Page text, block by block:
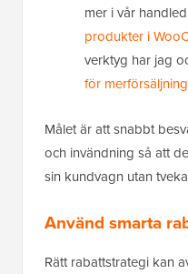
mer i vår
produkter i
verktyg har jag
för
Målet är att snabbt
och invändning så att
sin kundvagn utan
Använd smarta
Rätt rabattstrategi kan